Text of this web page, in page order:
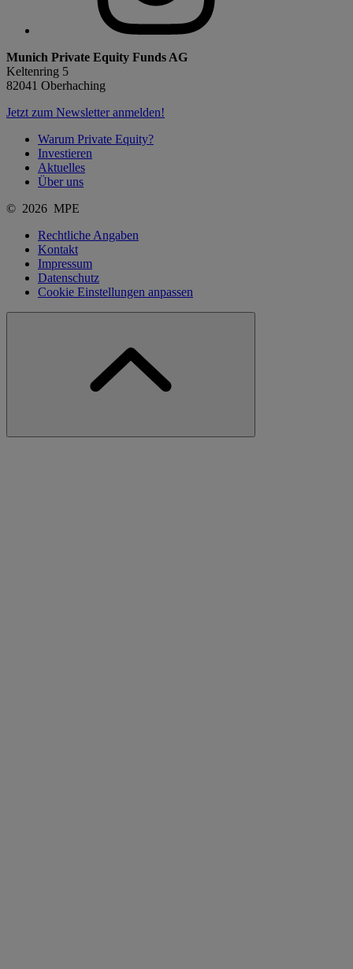
Munich Private Equity Funds AG
Keltenring 5
82041 Oberhaching
Jetzt zum Newsletter anmelden!
Warum Private Equity?
Investieren
Aktuelles
Über uns
© 2026 MPE
Rechtliche Angaben
Kontakt
Impressum
Datenschutz
Cookie Einstellungen anpassen